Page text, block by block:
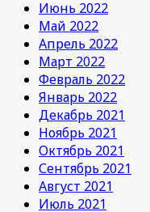
Июнь 2022
Май 2022
Апрель 2022
Март 2022
Февраль 2022
Январь 2022
Декабрь 2021
Ноябрь 2021
Октябрь 2021
Сентябрь 2021
Август 2021
Июль 2021